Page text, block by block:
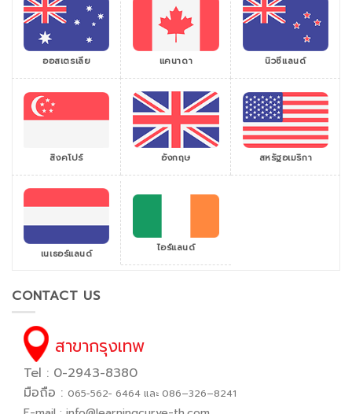
ออสเตรเลีย แคนาดา นิวซีแลนด์
สิงคโปร์ อังกฤษ สหรัฐอเมริกา
เนเธอร์แลนด์ ไอร์แลนด์
CONTACT US
สาขากรุงเทพ
Tel : 0-2943-8380
มือถือ : 065−562− 6464 และ 086–326–8241